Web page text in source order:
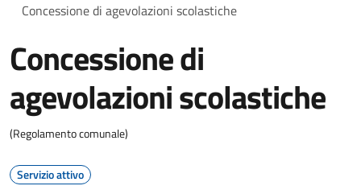
Concessione di agevolazioni scolastiche
Concessione di
agevolazioni scolastiche
(Regolamento comunale)
Servizio attivo